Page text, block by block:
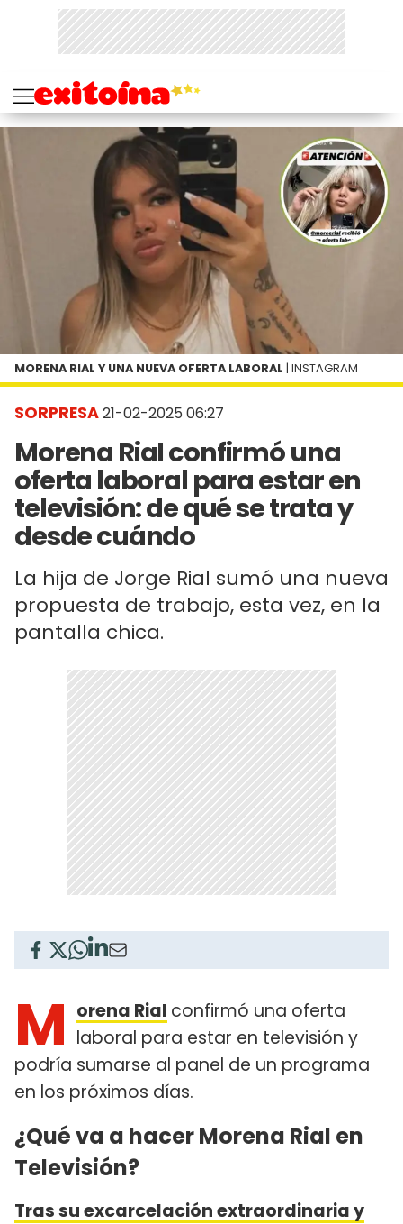
SORPRESA21-02-2025 06:27
Morena Rial confirmó una
oferta laboral para estar en
televisión: de qué se trata y
desde cuándo
La hija de Jorge Rial sumó una nueva
propuesta de trabajo, esta vez, en la
pantalla chica.
MORENA RIAL Y UNA NUEVA OFERTA LABORAL | INSTAGRAM
M orena Rial confirmó una oferta
laboral para estar en televisión y
podría sumarse al panel de un programa
en los próximos días.
¿Qué va a hacer Morena Rial en
Televisión?
Tras su excarcelación extraordinaria y